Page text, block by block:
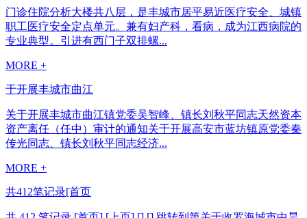
门诊住院分析大楼共八层，是丰城市居平易近医疗安全、城镇
职工医疗安全定点单元。兼有妇产科，看病，成为江西病院的
专业典型。引进有西门子双排螺...
MORE +
于开展丰城市曲江
关于开展丰城市曲江镇党委吴智峰、镇长刘秋平同志天然资本
资产离任（任中）审计的通知关于开展高安市蓝坊镇原党委秦
传光同志、镇长刘秋平同志经济...
MORE +
共412笔记录[首页